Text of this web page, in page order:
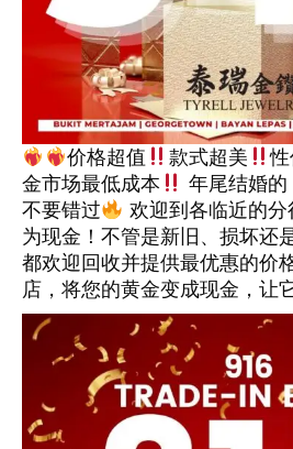
价格超值 款式超美
金市场最低成本
年尾结婚
不要错过
欢迎到各临近的分
为现金！不管是新旧、损坏还
都欢迎回收并提供最优惠的价
店，将您的黄金变成现金，让